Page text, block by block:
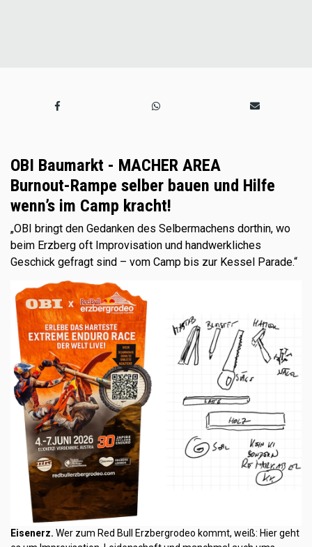
OBI Baumarkt - MACHER AREA
Burnout-Rampe selber bauen und Hilfe
wenn’s im Camp kracht!
„OBI bringt den Gedanken des Selbermachens dorthin, wo
beim Erzberg oft Improvisation und handwerkliches
Geschick gefragt sind – vom Camp bis zur Kessel Parade.“
Eisenerz. Wer zum Red Bull Erzbergrodeo kommt, weiß: Hier geht